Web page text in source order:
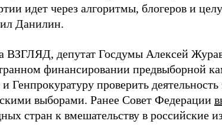
идет через алгоритмы, блогеров и
Данилин.
ВЗГЛЯД, депутат Госдумы Алексей
финансировании предвыборной
Генпрокуратуру проверить
выборами. Ранее Совет Федерации
стран к вмешательству в российские